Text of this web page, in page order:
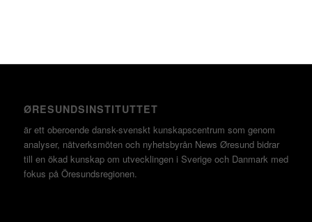
ØRESUNDSINSTITUTTET
är ett oberoende dansk-svenskt kunskapscentrum som genom
analyser, nätverksmöten och nyhetsbyrån News Øresund bidrar
till en ökad kunskap om utvecklingen i Sverige och Danmark med
fokus på Öresundsregionen.